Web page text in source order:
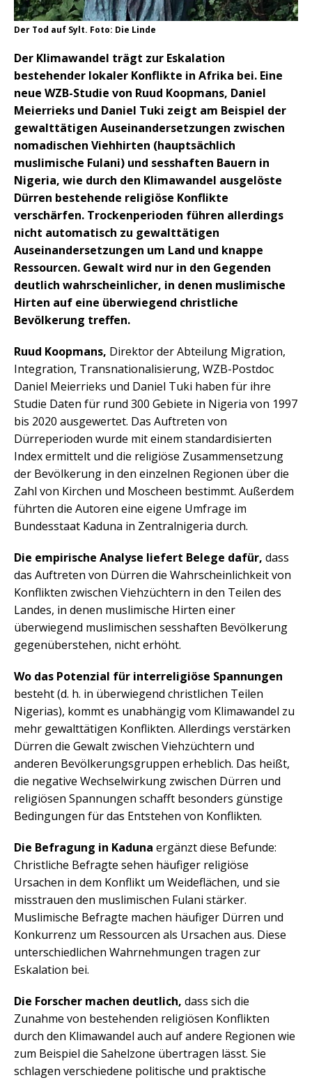
Der Tod auf Sylt. Foto: Die Linde
Der Klimawandel trägt zur Eskalation
bestehender lokaler Konflikte in Afrika bei. Eine
neue WZB-Studie von Ruud Koopmans, Daniel
Meierrieks und Daniel Tuki zeigt am Beispiel der
gewalttätigen Auseinandersetzungen zwischen
nomadischen Viehhirten (hauptsächlich
muslimische Fulani) und sesshaften Bauern in
Nigeria, wie durch den Klimawandel ausgelöste
Dürren bestehende religiöse Konflikte
verschärfen. Trockenperioden führen allerdings
nicht automatisch zu gewalttätigen
Auseinandersetzungen um Land und knappe
Ressourcen. Gewalt wird nur in den Gegenden
deutlich wahrscheinlicher, in denen muslimische
Hirten auf eine überwiegend christliche
Bevölkerung treffen.
Ruud Koopmans, Direktor der Abteilung Migration,
Integration, Transnationalisierung, WZB-Postdoc
Daniel Meierrieks und Daniel Tuki haben für ihre
Studie Daten für rund 300 Gebiete in Nigeria von 1997
bis 2020 ausgewertet. Das Auftreten von
Dürreperioden wurde mit einem standardisierten
Index ermittelt und die religiöse Zusammensetzung
der Bevölkerung in den einzelnen Regionen über die
Zahl von Kirchen und Moscheen bestimmt. Außerdem
führten die Autoren eine eigene Umfrage im
Bundesstaat Kaduna in Zentralnigeria durch.
Die empirische Analyse liefert Belege dafür, dass
das Auftreten von Dürren die Wahrscheinlichkeit von
Konflikten zwischen Viehzüchtern in den Teilen des
Landes, in denen muslimische Hirten einer
überwiegend muslimischen sesshaften Bevölkerung
gegenüberstehen, nicht erhöht.
Wo das Potenzial für interreligiöse Spannungen
besteht (d. h. in überwiegend christlichen Teilen
Nigerias), kommt es unabhängig vom Klimawandel zu
mehr gewalttätigen Konflikten. Allerdings verstärken
Dürren die Gewalt zwischen Viehzüchtern und
anderen Bevölkerungsgruppen erheblich. Das heißt,
die negative Wechselwirkung zwischen Dürren und
religiösen Spannungen schafft besonders günstige
Bedingungen für das Entstehen von Konflikten.
Die Befragung in Kaduna ergänzt diese Befunde:
Christliche Befragte sehen häufiger religiöse
Ursachen in dem Konflikt um Weideflächen, und sie
misstrauen den muslimischen Fulani stärker.
Muslimische Befragte machen häufiger Dürren und
Konkurrenz um Ressourcen als Ursachen aus. Diese
unterschiedlichen Wahrnehmungen tragen zur
Eskalation bei.
Die Forscher machen deutlich, dass sich die
Zunahme von bestehenden religiösen Konflikten
durch den Klimawandel auch auf andere Regionen wie
zum Beispiel die Sahelzone übertragen lässt. Sie
schlagen verschiedene politische und praktische